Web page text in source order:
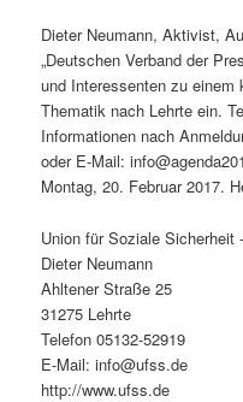
Dieter Neumann, Aktivist,
„Deutschen Verband der
und Interessenten zu einem
Thematik nach Lehrte ein.
Informationen nach
oder E-Mail:
Montag, 20. Februar 2017.
Union für Soziale Sicherheit
Dieter Neumann
Ahltener Straße 25
31275 Lehrte
Telefon 05132-52919
E-Mail: info@ufss.de
http://www.ufss.de